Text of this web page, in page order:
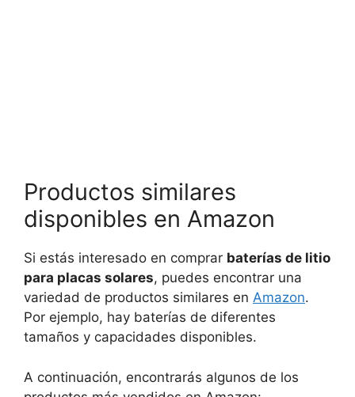
Productos similares
disponibles en Amazon
Si estás interesado en comprar baterías de litio
para placas solares, puedes encontrar una
variedad de productos similares en Amazon.
Por ejemplo, hay baterías de diferentes
tamaños y capacidades disponibles.
A continuación, encontrarás algunos de los